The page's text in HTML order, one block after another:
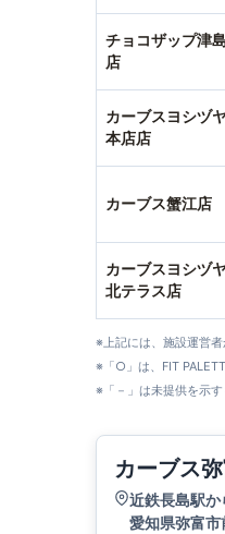
チョコザップ津
店
カーブスヨシヅ
本店店
カーブス蟹江店
カーブスヨシヅ
北テラス店
※上記には、施設運営
※「○」は、FIT
※「－」は未提供を示
カーブス
近鉄長島駅
愛知県弥富